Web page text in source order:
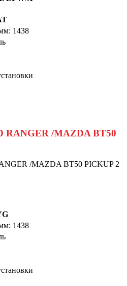
1438
RANGER /MAZDA BT50
1438